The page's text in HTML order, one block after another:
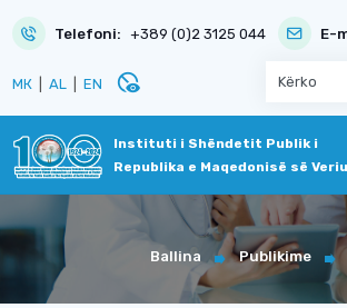
Telefoni: +389 (0)2 3125 044 E-
МК AL EN disabled_visible
Instituti i Shëndetit Publik i
Republika e Maqedonisë së
Ballina Publikime